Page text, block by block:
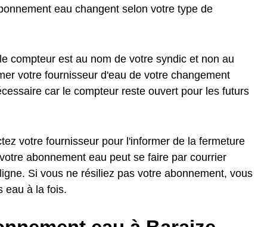
eau changent selon votre type de
compteur est au nom de votre syndic et non au
votre fournisseur d'eau de votre changement
car le compteur reste ouvert pour les futurs
votre fournisseur pour l'informer de la fermeture
abonnement eau peut se faire par courrier
Si vous ne résiliez pas votre abonnement, vous
eau à la fois.